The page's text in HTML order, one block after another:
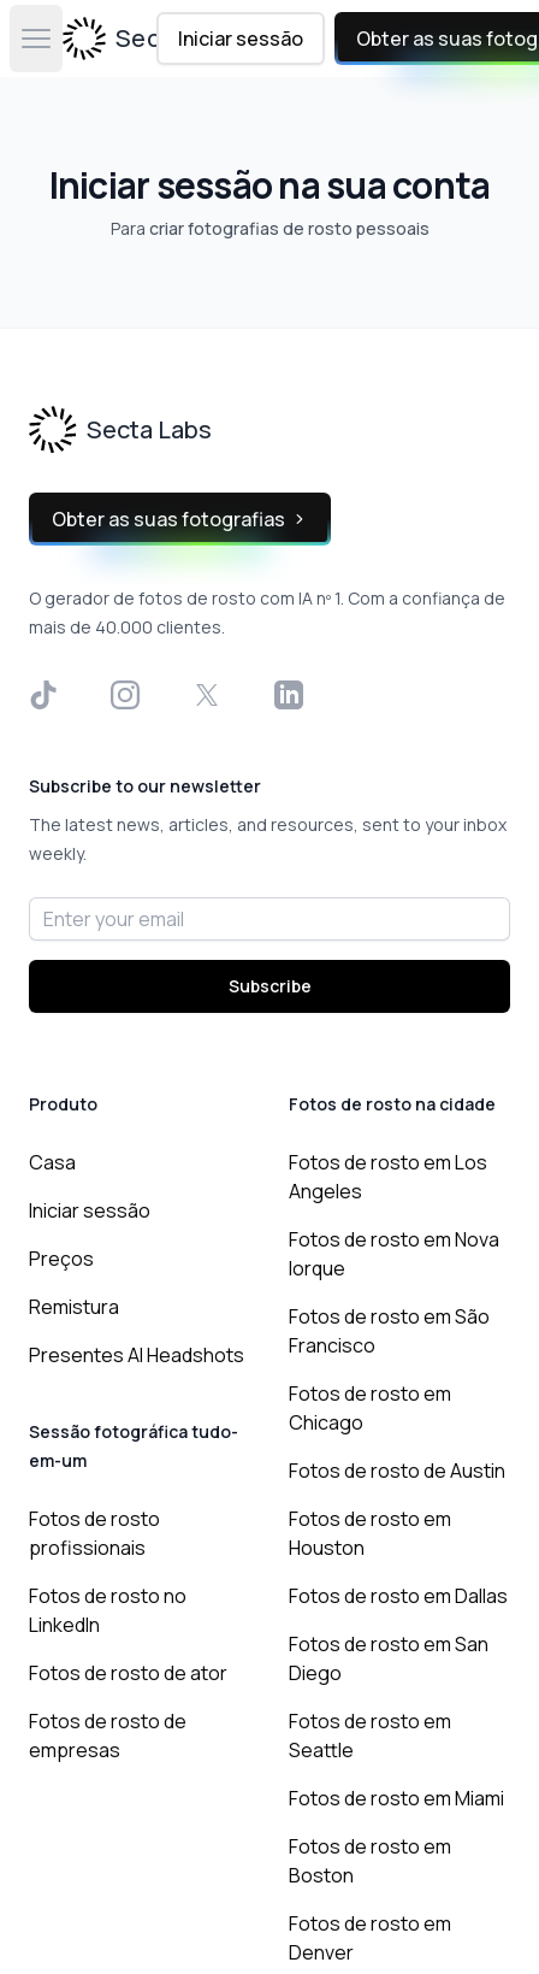
Open main menuSecta Labs
Iniciar sessão Obter as suas
Iniciar sessão na sua conta
Para criar fotografias de rosto pessoais
Secta Labs
Obter as suas fotografias
O gerador de fotos de rosto com IA nº 1. Com a confiança de
mais de 40.000 clientes.
TikTok InstagramX LinkedIn
Subscribe to our newsletter
The latest news, articles, and resources, sent to your inbox
weekly.
Email address
Subscribe
Produto
Casa
Iniciar sessão
Preços
Remistura
Presentes AI Headshots
Sessão fotográfica tudo-
em-um
Fotos de rosto
profissionais
Fotos de rosto no
LinkedIn
Fotos de rosto de ator
Fotos de rosto de
empresas
Fotos de rosto na cidade
Fotos de rosto em Los
Angeles
Fotos de rosto em Nova
Iorque
Fotos de rosto em São
Francisco
Fotos de rosto em
Chicago
Fotos de rosto de Austin
Fotos de rosto em
Houston
Fotos de rosto em Dallas
Fotos de rosto em San
Diego
Fotos de rosto em
Seattle
Fotos de rosto em Miami
Fotos de rosto em
Boston
Fotos de rosto em
Denver